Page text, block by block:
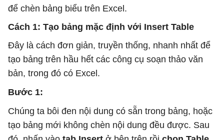
để chèn bảng biểu trên Excel.
Cách 1: Tạo bảng mặc định với Insert Table
Đây là cách đơn giản, truyền thống, nhanh nhất để
tạo bảng trên hầu hết các công cụ soạn thảo văn
bản, trong đó có Excel.
Bước 1:
Chúng ta bôi đen nội dung có sẵn trong bảng, hoặc
tạo bảng mới không chèn nội dung đều được. Sau